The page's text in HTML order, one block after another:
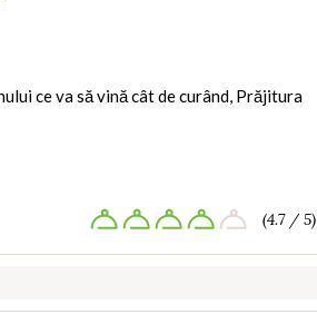
ce va să vină cât de curând, Prăjitura
(4.7 / 5)